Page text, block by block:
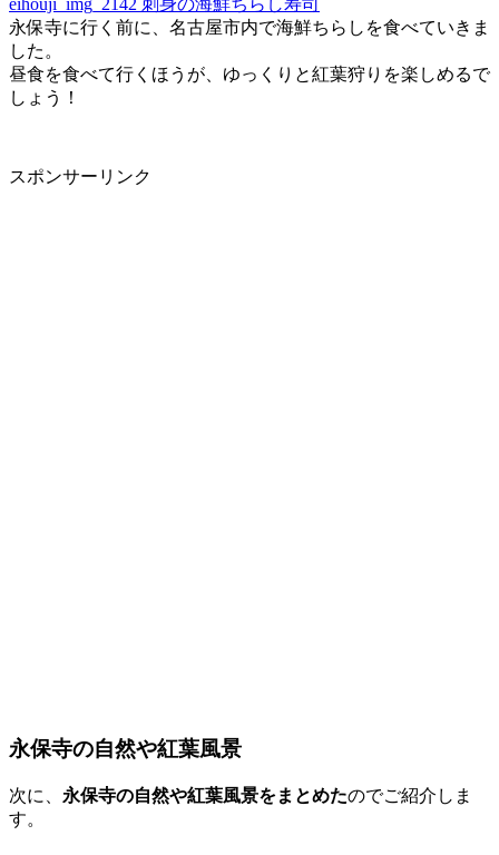
永保寺に行く前に、名古屋市内で海鮮ちらしを食べていきま
した。
昼食を食べて行くほうが、ゆっくりと紅葉狩りを楽しめるで
しょう！
スポンサーリンク
永保寺の自然や紅葉風景
次に、 永保寺の自然や紅葉風景をまとめたのでご紹介しま
す。